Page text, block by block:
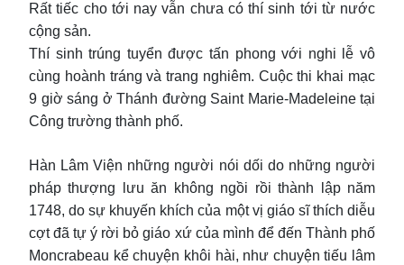
Rất tiếc cho tới nay vẫn chưa có thí sinh tới từ nước
cộng sản.
Thí sinh trúng tuyển được tấn phong với nghi lễ vô
cùng hoành tráng và trang nghiêm. Cuộc thi khai mạc
9 giờ sáng ở Thánh đường Saint Marie-Madeleine tại
Công trường thành phố.
Hàn Lâm Viện những người nói dối do những người
pháp thượng lưu ăn không ngồi rồi thành lập năm
1748, do sự khuyến khích của một vị giáo sĩ thích diễu
cợt đã tự ý rời bỏ giáo xứ của mình để đến Thành phố
Moncrabeau kể chuyện khôi hài, như chuyện tiếu lâm